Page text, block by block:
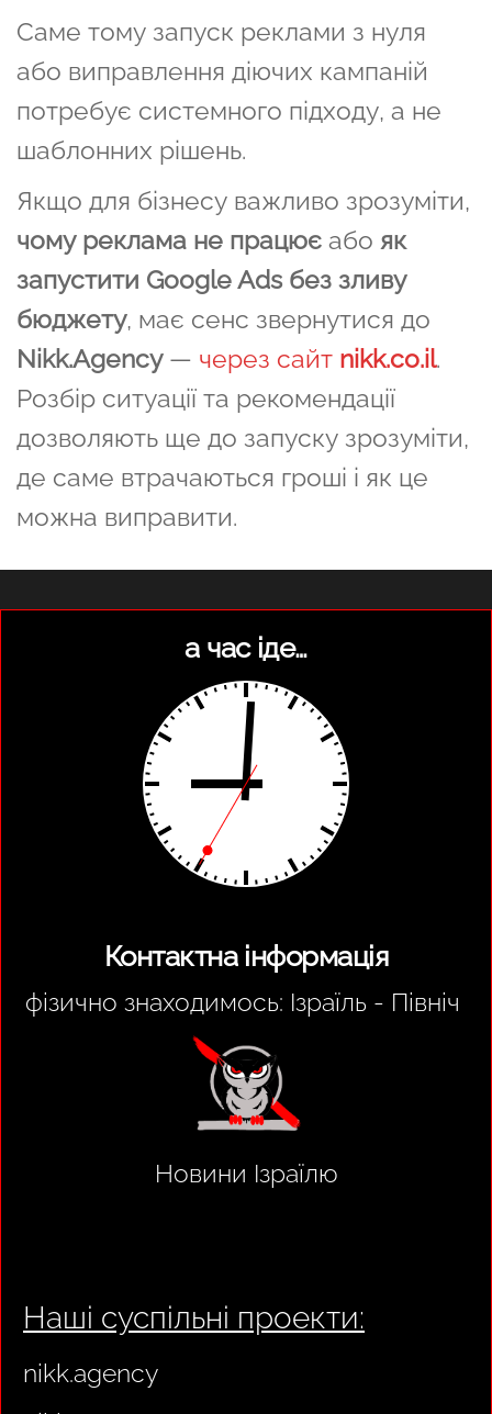
Саме тому запуск реклами з нуля
або виправлення діючих кампаній
потребує системного підходу, а не
шаблонних рішень.
Якщо для бізнесу важливо зрозуміти,
чому реклама не працює або як
запустити Google Ads без зливу
бюджету, має сенс звернутися до
Nikk.Agency— через сайт nikk.co.il.
Розбір ситуації та рекомендації
дозволяють ще до запуску зрозуміти,
де саме втрачаються гроші і як це
можна виправити.
а час іде…
Контактна інформація
фізично знаходимось: Ізраїль - Північ
Новини Ізраїлю
Наші суспільні проекти:
nikk.agency